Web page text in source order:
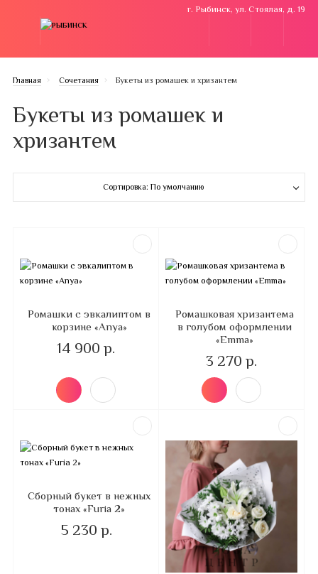
г. Рыбинск, ул. Стоялая, д. 19
Главная Cочетания Букеты из ромашек и хризантем
Букеты из ромашек и
хризантем
Сортировка: По умолчанию
Ромашки с эвкалиптом в
корзине «Anya»
14 900 р.
Ромашковая хризантема
в голубом оформлении
«Emma»
3 270 р.
Сборный букет в нежных
тонах «Furia 2»
5 230 р.